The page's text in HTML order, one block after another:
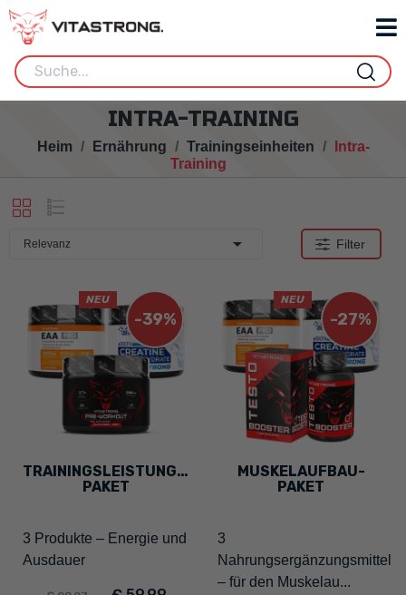
INTRA-TRAINING
Heim Ernährung Trainingseinheiten
Intra-
Training
Relevanz  Filter
-39%
NEU
TRAININGSLEISTUNGS-
PAKET
3 Produkte – Energie und
Ausdauer
-27%
NEU
MUSKELAUFBAU-
PAKET
3
Nahrungsergänzungsmittel
– für den Muskelau...